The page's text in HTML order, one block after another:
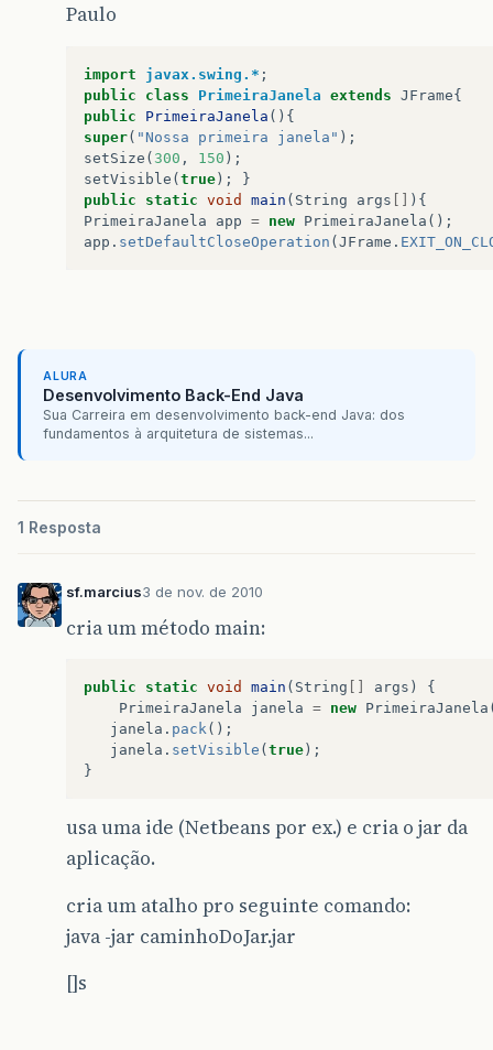
Paulo
import javax.swing.* ;
public
class PrimeiraJanela extends JFrame{
public
PrimeiraJanela (){
super( "Nossa primeira janela" );
setSize ( 300 , 150 );
setVisible (true);
}
public
static void main ( String args [] ){
PrimeiraJanela
app = new PrimeiraJanela ();
app . setDefaultCloseOperation (JFrame .
ALURA
Desenvolvimento Back-End Java
Sua Carreira em desenvolvimento back-end Java: dos
fundamentos à arquitetura de sistemas...
1 Resposta
sf.marcius3 de nov. de 2010
cria um método main:
public static void main ( String args )
{
PrimeiraJanela
janela = new PrimeiraJanela
janela . pack();
janela . setVisible ( true );
}
usa uma ide (Netbeans por ex.) e cria o jar da
aplicação.
cria um atalho pro seguinte comando:
java -jar caminhoDoJar.jar
[]s